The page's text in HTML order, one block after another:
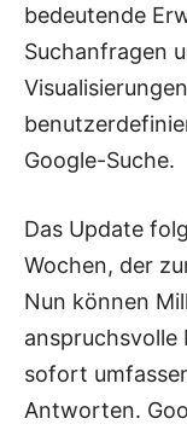
bedeutende
Suchanfragen
Google-Suche.
Das Update
Wochen, der
Nun können
anspruchsvolle
sofort
Antworten.